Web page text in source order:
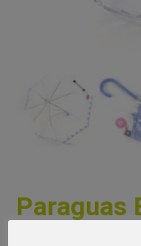
Paraguas